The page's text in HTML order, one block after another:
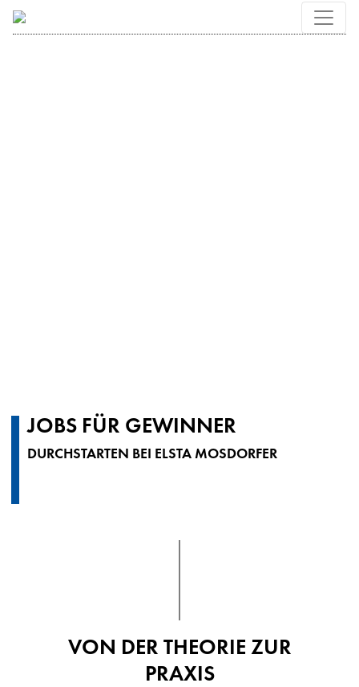
JOBS FÜR GEWINNER
DURCHSTARTEN BEI ELSTA MOSDORFER
VON DER THEORIE ZUR
PRAXIS